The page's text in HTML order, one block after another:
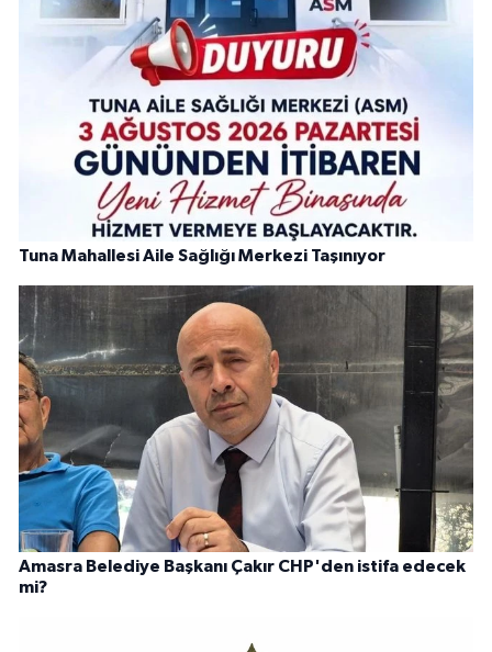
Tuna Mahallesi Aile Sağlığı Merkezi Taşınıyor
Amasra Belediye Başkanı Çakır CHP'den istifa edecek
mi?